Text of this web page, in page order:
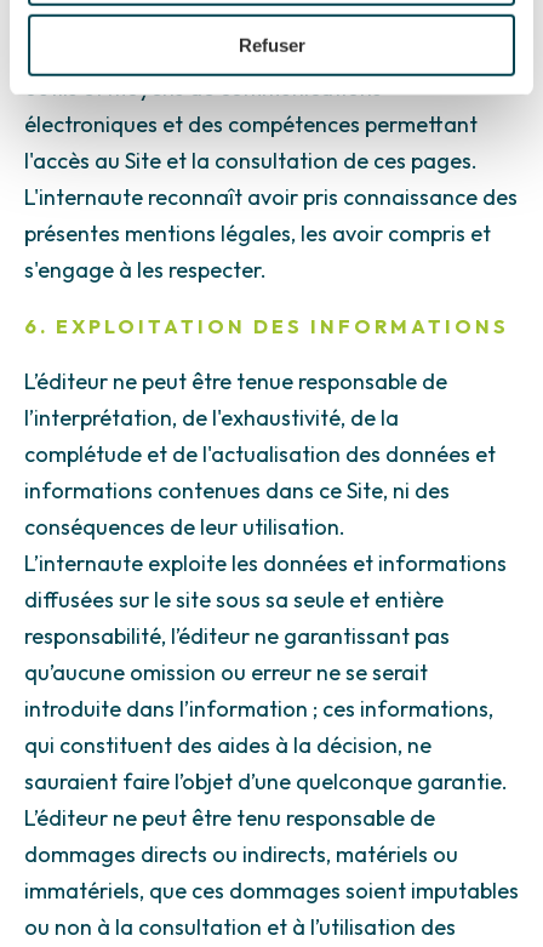
Refuser
de ses pages.
L'internaute se doit de vérifier qu'il dispose des
outils et moyens de communications
électroniques et des compétences permettant
l'accès au Site et la consultation de ces pages.
L'internaute reconnaît avoir pris connaissance des
présentes mentions légales, les avoir compris et
s'engage à les respecter.
6. EXPLOITATION DES INFORMATIONS
L’éditeur ne peut être tenue responsable de
l’interprétation, de l'exhaustivité, de la
complétude et de l'actualisation des données et
informations contenues dans ce Site, ni des
conséquences de leur utilisation.
L’internaute exploite les données et informations
diffusées sur le site sous sa seule et entière
responsabilité, l’éditeur ne garantissant pas
qu’aucune omission ou erreur ne se serait
introduite dans l’information ; ces informations,
qui constituent des aides à la décision, ne
sauraient faire l’objet d’une quelconque garantie.
L’éditeur ne peut être tenu responsable de
dommages directs ou indirects, matériels ou
immatériels, que ces dommages soient imputables
ou non à la consultation et à l’utilisation des